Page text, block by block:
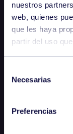
nuestros
web, quienes
que les haya
partir del uso
Necesarias
Preferencias